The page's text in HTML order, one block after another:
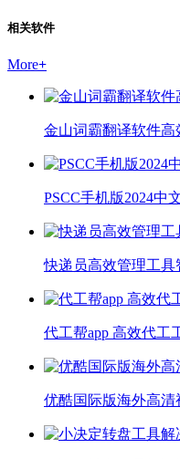
相关软件
More+
金山词霸翻译软件高
PSCC手机版2024中
快递员高效管理工具
代工帮app 高效代工
优酷国际版海外高清